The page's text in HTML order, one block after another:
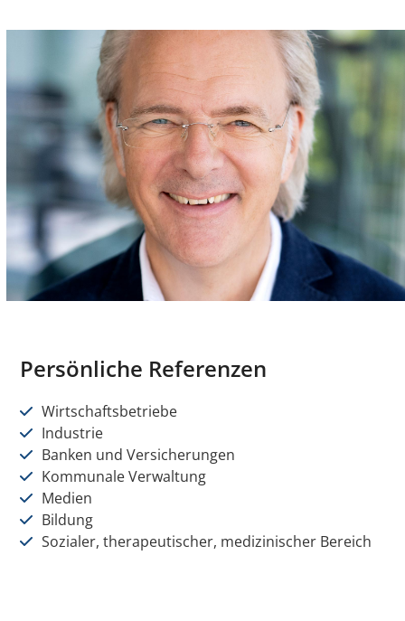
Persönliche Referenzen
Wirtschaftsbetriebe
Industrie
Banken und Versicherungen
Kommunale Verwaltung
Medien
Bildung
Sozialer, therapeutischer, medizinischer Bereich